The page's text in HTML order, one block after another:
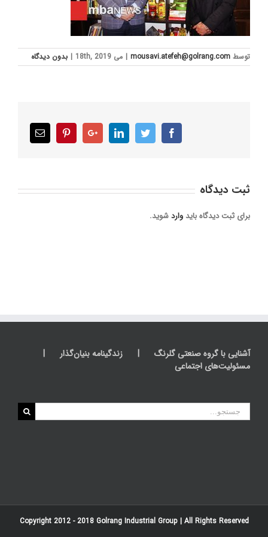
توسط mousavi.atefeh@golrang.com
| می 18th, 2019 | بدون ديدگاه
Facebook
Twitter
LinkedIn
Google+
Pinterest
Email
ثبت ديدگاه
برای ثبت دیدگاه باید واردشوید.
آشنایی با گروه صنعتی گلرنگ
زندگینامه بنیان‌گذار
مسئولیت‌های اجتماعی
جستجو
برای:
Copyright 2012 - 2018 Golrang Industrial Group| All Rights Reserved